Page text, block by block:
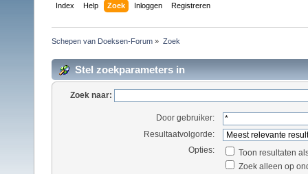
Index Help Zoek Inloggen Registreren
Schepen van Doeksen-Forum » Zoek
Stel zoekparameters in
Zoek naar:
Door gebruiker:
Resultaatvolgorde:
Opties:
Toon resultaten
Zoek alleen op